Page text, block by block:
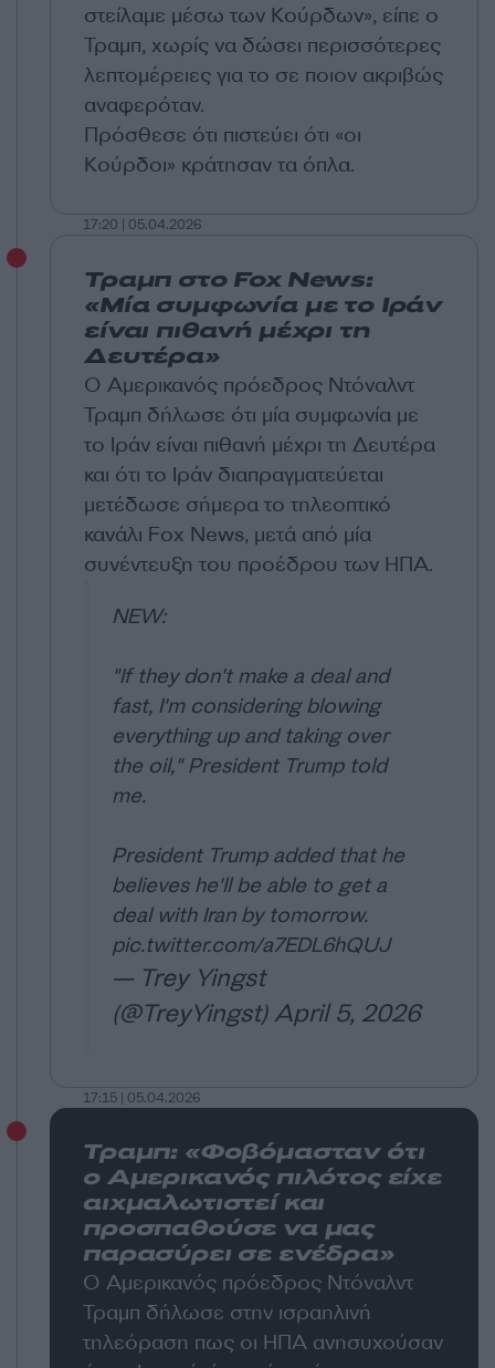
στείλαμε μέσω των Κούρδων», είπε ο
Τραμπ, χωρίς να δώσει περισσότερες
λεπτομέρειες για το σε ποιον ακριβώς
αναφερόταν.
Πρόσθεσε ότι πιστεύει ότι «οι
Κούρδοι» κράτησαν τα όπλα.
17:20 | 05.04.2026
Τραμπ στο Fox News:
«Μία συμφωνία με το Ιράν
είναι πιθανή μέχρι τη
Δευτέρα»
Ο Αμερικανός πρόεδρος Ντόναλντ
Τραμπ δήλωσε ότι μία συμφωνία με
το Ιράν είναι πιθανή μέχρι τη Δευτέρα
και ότι το Ιράν διαπραγματεύεται
μετέδωσε σήμερα το τηλεοπτικό
κανάλι Fox News, μετά από μία
συνέντευξη του προέδρου των ΗΠΑ.
NEW:
"If they don't make a deal and
fast, I'm considering blowing
everything up and taking over
the oil," President Trump told
me.
President Trump added that he
believes he'll be able to get a
deal with Iran by tomorrow.
pic.twitter.com/a7EDL6hQUJ
— Trey Yingst
(@TreyYingst)April 5, 2026
17:15 | 05.04.2026
Τραμπ: «Φοβόμασταν ότι
ο Αμερικανός πιλότος είχε
αιχμαλωτιστεί και
προσπαθούσε να μας
παρασύρει σε ενέδρα»
Ο Αμερικανός πρόεδρος Ντόναλντ
Τραμπ δήλωσε στην ισραηλινή
τηλεόραση πως οι ΗΠΑ ανησυχούσαν